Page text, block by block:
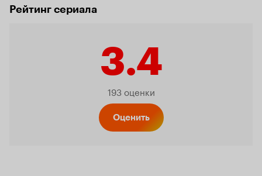
Рейтинг сериала
3.4
Рейтинг
193 оценки
Оценить